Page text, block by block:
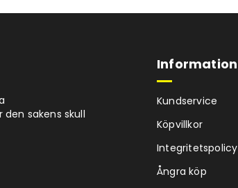
sakens skull
Information
Kundservice
Köpvillkor
Integritetspolicy
Ångra köp